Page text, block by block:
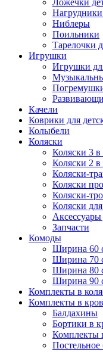
Ложечки
Нагрудники
Ниблеры
Поильники
Тарелочки
Игрушки
Игрушки
Качели
Коврики для
Колыбели
Коляски
Коляски 3 в
Коляски 2 в
Коляски-
Коляски
Коляски-
Коляски
Аксессуары
Запчасти
Комоды
Ширина 60
Ширина 70
Ширина 80
Ширина 90
Комплекты в
Комплекты в
Балдахины
Бортики в
Комплекты
Постельное